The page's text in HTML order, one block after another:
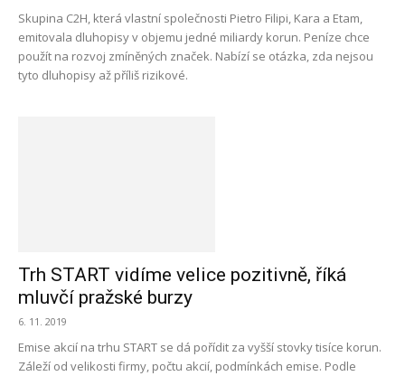
Skupina C2H, která vlastní společnosti Pietro Filipi, Kara a Etam,
emitovala dluhopisy v objemu jedné miliardy korun. Peníze chce
použít na rozvoj zmíněných značek. Nabízí se otázka, zda nejsou
tyto dluhopisy až příliš rizikové.
Trh START vidíme velice pozitivně, říká
mluvčí pražské burzy
6. 11. 2019
Emise akcií na trhu START se dá pořídit za vyšší stovky tisíce korun.
Záleží od velikosti firmy, počtu akcií, podmínkách emise. Podle